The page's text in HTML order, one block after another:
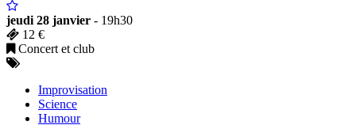
jeudi 28 janvier - 19h30
12 €
Concert et club
Improvisation
Science
Humour